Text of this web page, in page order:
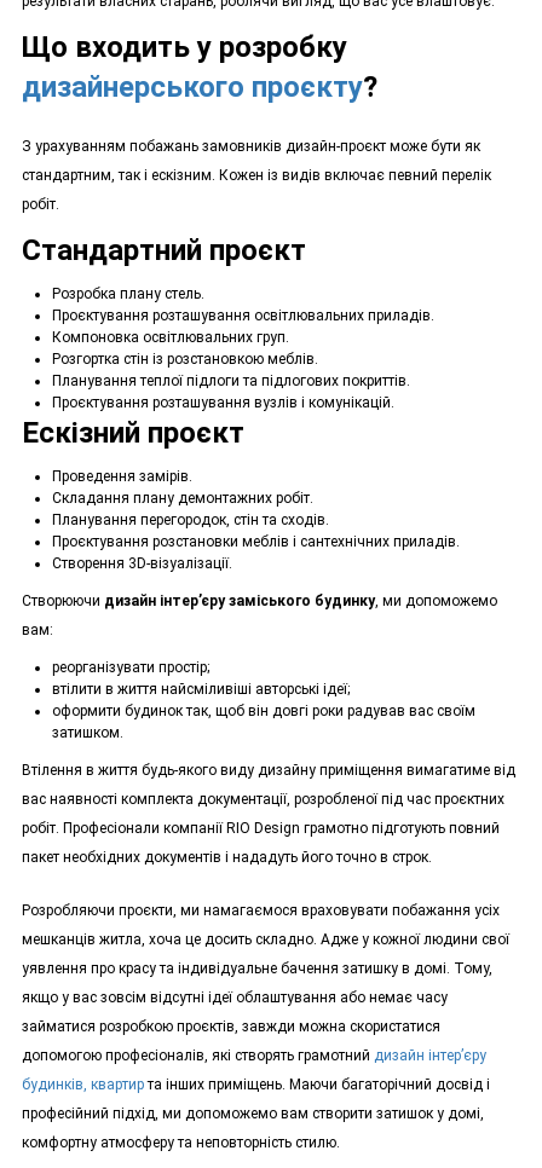
Що входить у розробку
дизайнерського проєкту?
З урахуванням побажань замовників дизайн-проєкт може бути як
стандартним, так і ескізним. Кожен із видів включає певний перелік
робіт.
Стандартний проєкт
Розробка плану стель.
Проєктування розташування освітлювальних приладів.
Компоновка освітлювальних груп.
Розгортка стін із розстановкою меблів.
Планування теплої підлоги та підлогових покриттів.
Проєктування розташування вузлів і комунікацій.
Ескізний проєкт
Проведення замірів.
Складання плану демонтажних робіт.
Планування перегородок, стін та сходів.
Проєктування розстановки меблів і сантехнічних приладів.
Створення 3D-візуалізації.
Створюючи дизайн інтер’єру заміського будинку, ми допоможемо
вам:
реорганізувати простір;
втілити в життя найсміливіші авторські ідеї;
оформити будинок так, щоб він довгі роки радував вас своїм
затишком.
Втілення в життя будь-якого виду дизайну приміщення вимагатиме від
вас наявності комплекта документації, розробленої під час проєктних
робіт. Професіонали компанії RIO Design грамотно підготують повний
пакет необхідних документів і нададуть його точно в строк.
Розробляючи проєкти, ми намагаємося враховувати побажання усіх
мешканців житла, хоча це досить складно. Адже у кожної людини свої
уявлення про красу та індивідуальне бачення затишку в домі. Тому,
якщо у вас зовсім відсутні ідеї облаштування або немає часу
займатися розробкою проєктів, завжди можна скористатися
допомогою професіоналів, які створять грамотний дизайн інтер’єру
будинків, квартирта інших приміщень. Маючи багаторічний досвід і
професійний підхід, ми допоможемо вам створити затишок у домі,
комфортну атмосферу та неповторність стилю.